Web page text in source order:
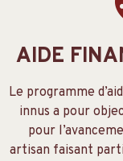
AIDE
Le programme
innus a pour
pour
artisan faisant